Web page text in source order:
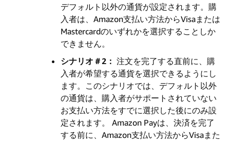
デフォルト以外の通貨が設定されます。購
入者は、Amazon支払い方法からVisaまたは
Mastercardのいずれかを選択することしか
できません。
シナリオ＃2： 注文を完了する直前に、購
入者が希望する通貨を選択できるようにし
ます。このシナリオでは、デフォルト以外
の通貨は、購入者がサポートされていない
お支払い方法をすでに選択した後にのみ設
定されます。 Amazon Payは、決済を完了
する前に、Amazon支払い方法からVisaまた